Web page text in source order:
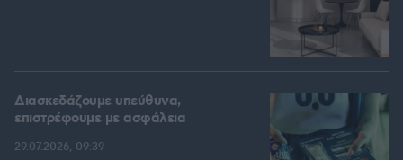
Διασκεδάζουμε υπεύθυνα,
επιστρέφουμε με ασφάλεια
29.07.2026, 09:39